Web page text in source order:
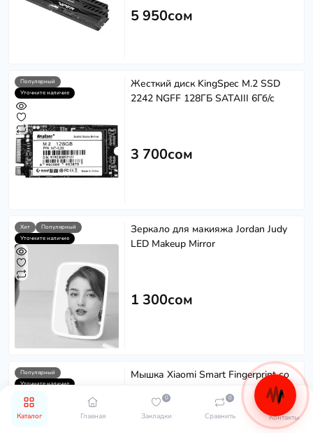
Каталог Главная Закладки
0
Сравнить
0
Контакты
5 950сом
Популярный
Уточните наличие
Жесткий диск KingSpec M.2 SSD
2242 NGFF 128ГБ SATAIII 6Гб/с
3 700сом
Хит
Популярный
Уточните наличие
Зеркало для макияжа Jordan Judy
LED Makeup Mirror
1 300сом
Популярный
Уточните наличие
Мышка Xiaomi Smart Fingerprint со
Powered byReplai
Здравствуйте! 👋